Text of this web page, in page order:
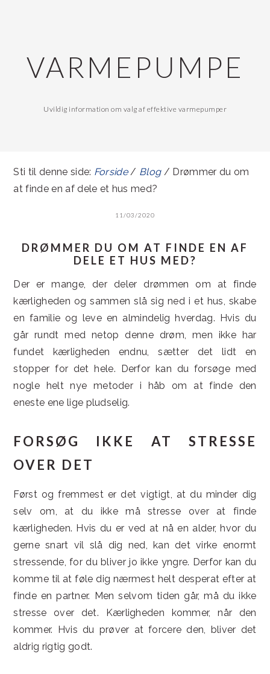
primær
navigationVARMEPUMPE
Uvildig information om valg af effektive varmepumper
Sti til denne side: Forside/ Blog/ Drømmer du om
at finde en af dele et hus med?
11/03/2020
DRØMMER DU OM AT FINDE EN AF
DELE ET HUS MED?
Der er mange, der deler drømmen om at finde
kærligheden og sammen slå sig ned i et hus, skabe
en familie og leve en almindelig hverdag. Hvis du
går rundt med netop denne drøm, men ikke har
fundet kærligheden endnu, sætter det lidt en
stopper for det hele. Derfor kan du forsøge med
nogle helt nye metoder i håb om at finde den
eneste ene lige pludselig.
FORSØG IKKE AT STRESSE
OVER DET
Først og fremmest er det vigtigt, at du minder dig
selv om, at du ikke må stresse over at finde
kærligheden. Hvis du er ved at nå en alder, hvor du
gerne snart vil slå dig ned, kan det virke enormt
stressende, for du bliver jo ikke yngre. Derfor kan du
komme til at føle dig nærmest helt desperat efter at
finde en partner. Men selvom tiden går, må du ikke
stresse over det. Kærligheden kommer, når den
kommer. Hvis du prøver at forcere den, bliver det
aldrig rigtig godt.